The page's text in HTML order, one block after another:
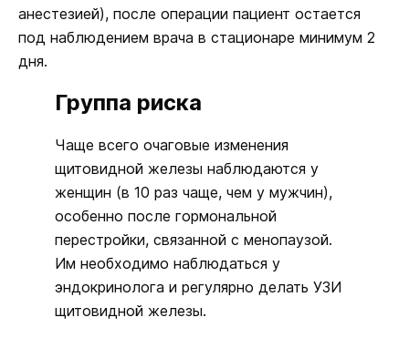
анестезией), после операции пациент остается
под наблюдением врача в стационаре минимум 2
дня.
Группа риска
Чаще всего очаговые изменения
щитовидной железы наблюдаются у
женщин (в 10 раз чаще, чем у мужчин),
особенно после гормональной
перестройки, связанной с менопаузой.
Им необходимо наблюдаться у
эндокринолога и регулярно делать УЗИ
щитовидной железы.